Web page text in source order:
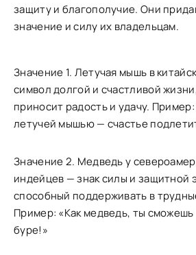
защиту и благополучие. Они
значение и силу их владельцам.
Значение 1. Летучая мышь в
символ долгой и счастливой
приносит радость и удачу.
летучей мышью — счастье
Значение 2. Медведь у
индейцев — знак силы и защитной
способный поддерживать в
Пример: «Как медведь, ты
буре!»